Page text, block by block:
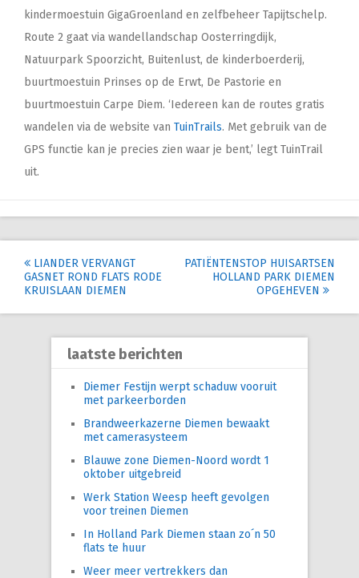
kindermoestuin GigaGroenland en zelfbeheer Tapijtschelp.
Route 2 gaat via wandellandschap Oosterringdijk,
Natuurpark Spoorzicht, Buitenlust, de kinderboerderij,
buurtmoestuin Prinses op de Erwt, De Pastorie en
buurtmoestuin Carpe Diem. ‘Iedereen kan de routes gratis
wandelen via de website van TuinTrails. Met gebruik van de
GPS functie kan je precies zien waar je bent,’ legt TuinTrail
uit.
Post
navigation
LIANDER VERVANGT
GASNET ROND FLATS RODE
KRUISLAAN DIEMEN
PATIËNTENSTOP HUISARTSEN
HOLLAND PARK DIEMEN
OPGEHEVEN
laatste berichten
Diemer Festijn werpt schaduw vooruit
met parkeerborden
Brandweerkazerne Diemen bewaakt
met camerasysteem
Blauwe zone Diemen-Noord wordt 1
oktober uitgebreid
Werk Station Weesp heeft gevolgen
voor treinen Diemen
In Holland Park Diemen staan zo´n 50
flats te huur
Weer meer vertrekkers dan